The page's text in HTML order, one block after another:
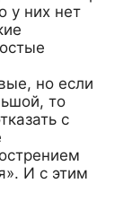
у них нет
но если
то
с
И с этим